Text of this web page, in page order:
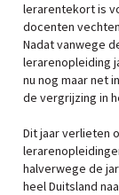
lerarentekort is
docenten
Nadat vanwege
lerarenopleiding
nu nog maar net
de vergrijzing in
Dit jaar verlieten
halverwege de
heel Duitsland